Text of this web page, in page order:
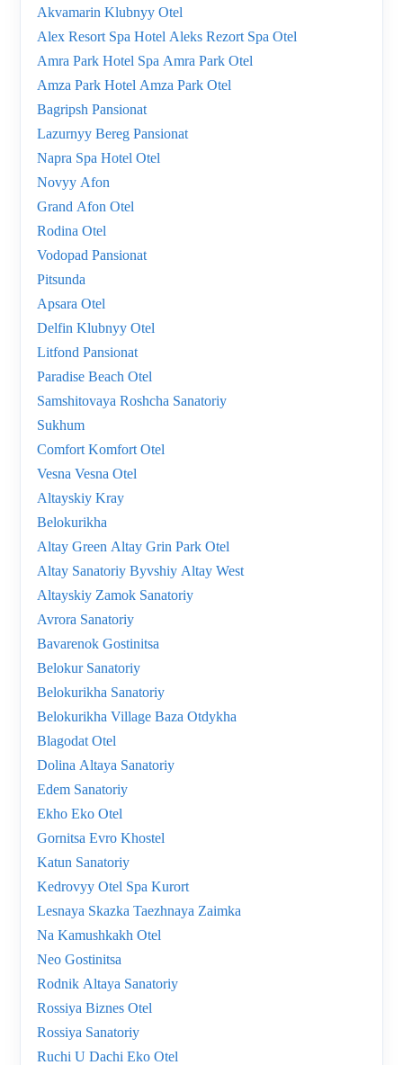
Akvamarin Klubnyy Otel
Alex Resort Spa Hotel Aleks Rezort Spa Otel
Amra Park Hotel Spa Amra Park Otel
Amza Park Hotel Amza Park Otel
Bagripsh Pansionat
Lazurnyy Bereg Pansionat
Napra Spa Hotel Otel
Novyy Afon
Grand Afon Otel
Rodina Otel
Vodopad Pansionat
Pitsunda
Apsara Otel
Delfin Klubnyy Otel
Litfond Pansionat
Paradise Beach Otel
Samshitovaya Roshcha Sanatoriy
Sukhum
Comfort Komfort Otel
Vesna Vesna Otel
Altayskiy Kray
Belokurikha
Altay Green Altay Grin Park Otel
Altay Sanatoriy Byvshiy Altay West
Altayskiy Zamok Sanatoriy
Avrora Sanatoriy
Bavarenok Gostinitsa
Belokur Sanatoriy
Belokurikha Sanatoriy
Belokurikha Village Baza Otdykha
Blagodat Otel
Dolina Altaya Sanatoriy
Edem Sanatoriy
Ekho Eko Otel
Gornitsa Evro Khostel
Katun Sanatoriy
Kedrovyy Otel Spa Kurort
Lesnaya Skazka Taezhnaya Zaimka
Na Kamushkakh Otel
Neo Gostinitsa
Rodnik Altaya Sanatoriy
Rossiya Biznes Otel
Rossiya Sanatoriy
Ruchi U Dachi Eko Otel